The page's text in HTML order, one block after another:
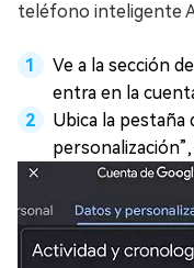
teléfono inteligente
Ve a la sección
entra en la
Ubica la pestaña